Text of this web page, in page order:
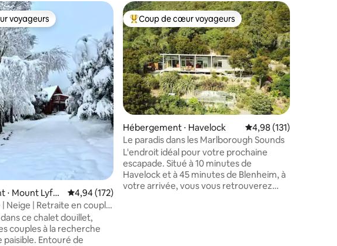
de 327 commentaires : 4,86 sur 5
voyageurs
voyageurs
⋅ Mount Lyfor
Évaluation moyenne sur la base de 172 commentaires : 4,94 sur 5
4,94 (172)
Neige | Retraite en couple
ce chalet douillet,
couples à la recherche
Entouré de
Coups de cœur voyageurs les plus appréciés
Coup de cœur voyageurs
Hébergement ⋅ Havelock Évaluation moyenne
4,98 (131)
Le paradis dans les Marlborough Sounds
L'endroit idéal pour votre prochaine
escapade. Situé à 10 minutes de
Havelock et à 45 minutes de Blenheim, à
votre arrivée, vous vous retrouverez